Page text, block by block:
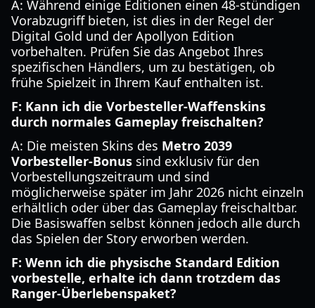
A: Während einige Editionen einen 48-stündigen
Vorabzugriff bieten, ist dies in der Regel der
Digital Gold und der Apollyon Edition
vorbehalten. Prüfen Sie das Angebot Ihres
spezifischen Händlers, um zu bestätigen, ob
frühe Spielzeit in Ihrem Kauf enthalten ist.
F: Kann ich die Vorbesteller-Waffenskins
durch normales Gameplay freischalten?
A: Die meisten Skins des Metro 2039
Vorbesteller-Bonus sind exklusiv für den
Vorbestellungszeitraum und sind
möglicherweise später im Jahr 2026 nicht einzeln
erhältlich oder über das Gameplay freischaltbar.
Die Basiswaffen selbst können jedoch alle durch
das Spielen der Story erworben werden.
F: Wenn ich die physische Standard Edition
vorbestelle, erhalte ich dann trotzdem das
Ranger-Überlebenspaket?